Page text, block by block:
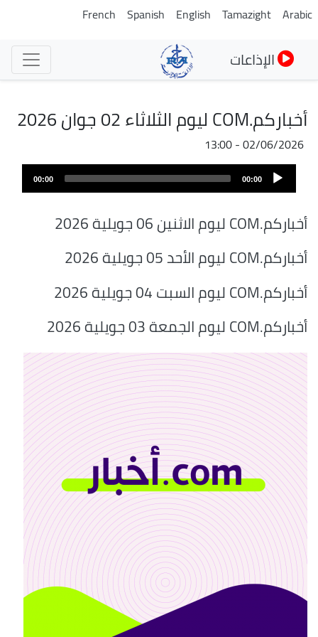
تجاوز
Arabic
Tamazight
English
Spanish
French
الإذاعات
أخباركم.COM ليوم الثلاثاء 02 جوان 2026
02/06/2026 - 13:00
Audio
Player
00:00
00:00
أخباركم.COM ليوم الاثنين 06 جويلية 2026
أخباركم.COM ليوم الأحد 05 جويلية 2026
أخباركم.COM ليوم السبت 04 جويلية 2026
أخباركم.COM ليوم الجمعة 03 جويلية 2026